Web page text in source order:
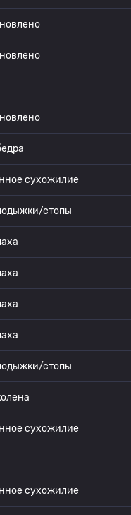
сухожилие
стопы
стопы
сухожилие
сухожилие